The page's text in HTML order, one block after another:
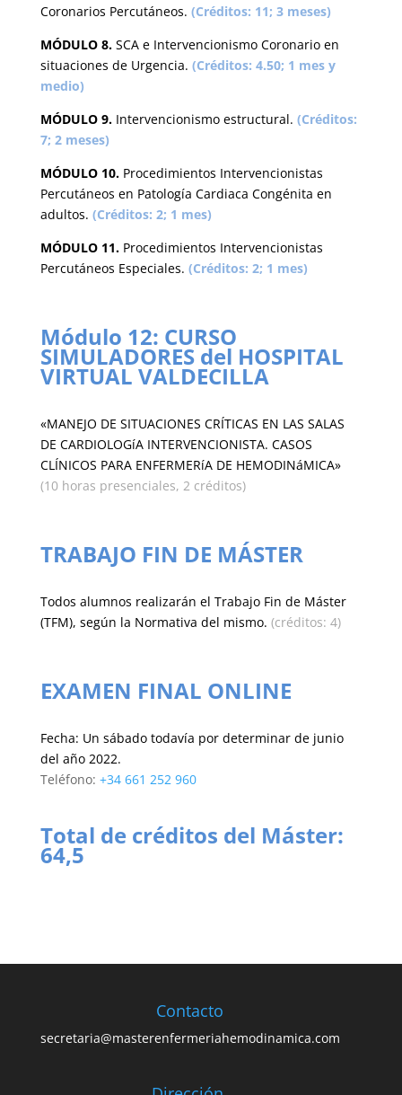
Coronarios Percutáneos. (Créditos: 11; 3 meses)
MÓDULO 8.SCA e Intervencionismo Coronario en
situaciones de Urgencia. (Créditos: 4.50; 1 mes y
medio)
MÓDULO 9.Intervencionismo estructural. (Créditos:
7; 2 meses)
MÓDULO 10.Procedimientos Intervencionistas
Percutáneos en Patología Cardiaca Congénita en
adultos. (Créditos: 2; 1 mes)
MÓDULO 11.Procedimientos Intervencionistas
Percutáneos Especiales. (Créditos: 2; 1 mes)
Módulo 12: CURSO
SIMULADORES del HOSPITAL
VIRTUAL VALDECILLA
«MANEJO DE SITUACIONES CRÍTICAS EN LAS SALAS
DE CARDIOLOGíA INTERVENCIONISTA. CASOS
CLÍNICOS PARA ENFERMERíA DE HEMODINáMICA»
(10 horas presenciales, 2 créditos)
TRABAJO FIN DE MÁSTER
Todos alumnos realizarán el Trabajo Fin de Máster
(TFM), según la Normativa del mismo. (créditos: 4)
EXAMEN FINAL ONLINE
Fecha: Un sábado todavía por determinar de junio
del año 2022.
Teléfono: +34 661 252 960
Total de créditos del Máster:
64,5
Contacto
secretaria@masterenfermeriahemodinamica.com